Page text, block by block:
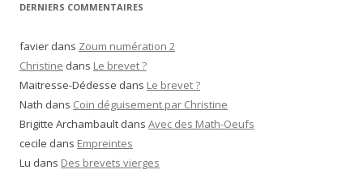
DERNIERS COMMENTAIRES
favier dans Zoum numération 2
Christine dans Le brevet ?
Maitresse-Dédesse dans Le brevet ?
Nath dans Coin déguisement par Christine
Brigitte Archambault dans Avec des Math-Oeufs
cecile dans Empreintes
Lu dans Des brevets vierges